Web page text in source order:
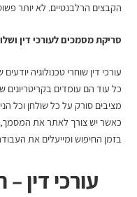
הקבצים הרלבנטיים. לא יותר
סריקת מסמכים לעורכי דין
עורכי דין שוחרי טכנולוגיה
כל עוד הם עומדים
מציבים סורק על כל שולחן וכל
כאשר יש צורך לאתר את המסמך,
בזמן החיפוש ומייעלים את
עורכי דין